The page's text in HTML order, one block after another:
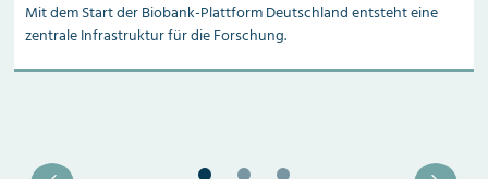
Mit dem Start der Biobank-Plattform Deutschland entsteht eine
zentrale Infrastruktur für die Forschung.